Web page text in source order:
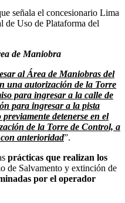
señala el concesionario Lima
Uso de Plataforma del
de Maniobra
al Área de Maniobras del
una autorización de la Torre
para ingresar a la calle de
para ingresar a la pista
detenerse en el
de la Torre de Control, a
anterioridad”.
prácticas que realizan los
de Salvamento y extinción de
por el operador